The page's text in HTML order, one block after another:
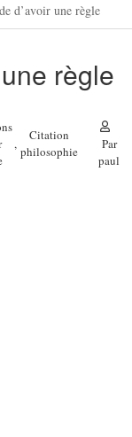
d’avoir une règle
règle
,
Citation
philosophie
Par
paul